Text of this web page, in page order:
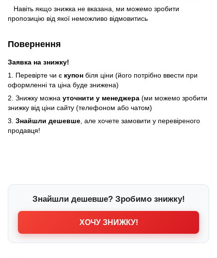
Навіть якщо знижка не вказана, ми можемо зробити
пропозицію від якої неможливо відмовитись
Повернення
Заявка на знижку!
1. Перевірте чи є купон біля ціни (його потрібно ввести при
оформленні та ціна буде знижена)
2. Знижку можна уточнити у менеджера (ми можемо зробити
знижку від ціни сайту (телефоном або чатом)
3. Знайшли дешевше , але хочете замовити у перевіреного
продавця!
Знайшли дешевше? Зробимо знижку!
ХОЧУ ЗНИЖКУ!